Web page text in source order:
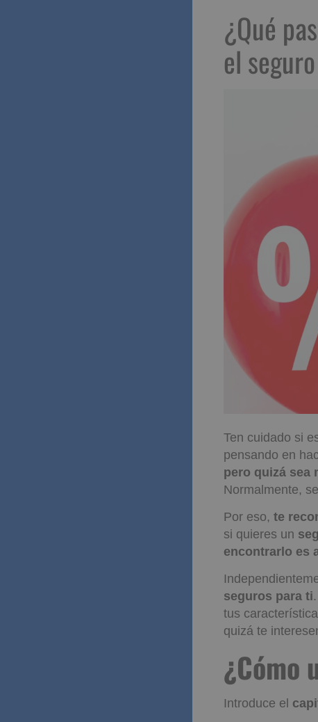
¿Qué
Friday
Ten cuidado si
pensando en
pero quizá sea
Normalmente,
Por eso, te
si quieres un
encontrarlo es
seguros para ti
tus
quizá te